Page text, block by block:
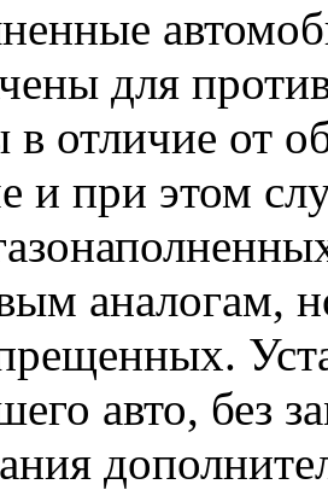
для
в отличие от
и при этом
аналогам,
авто, без